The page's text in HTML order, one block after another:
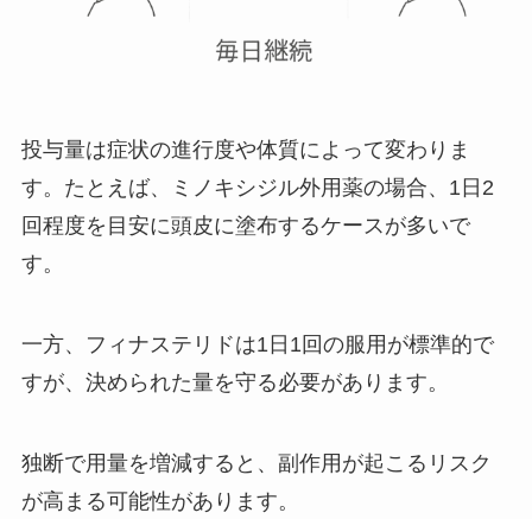
投与量は症状の進行度や体質によって変わりま
す。たとえば、ミノキシジル外用薬の場合、1日2
回程度を目安に頭皮に塗布するケースが多いで
す。
一方、フィナステリドは1日1回の服用が標準的で
すが、決められた量を守る必要があります。
独断で用量を増減すると、副作用が起こるリスク
が高まる可能性があります。